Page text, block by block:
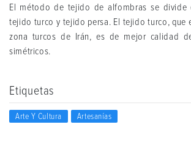
El método de tejido de alfombras se divide
tejido turco y tejido persa. El tejido turco, que
zona turcos de Irán, es de mejor calidad
simétricos.
Etiquetas
Arte Y Cultura Artesanías